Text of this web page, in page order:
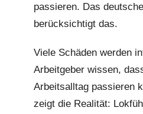
passieren. Das
berücksichtigt das.
Viele Schäden werden
Arbeitgeber wissen,
Arbeitsalltag passieren
zeigt die Realität: